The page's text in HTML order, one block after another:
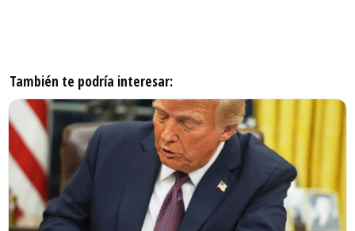
También te podría interesar: